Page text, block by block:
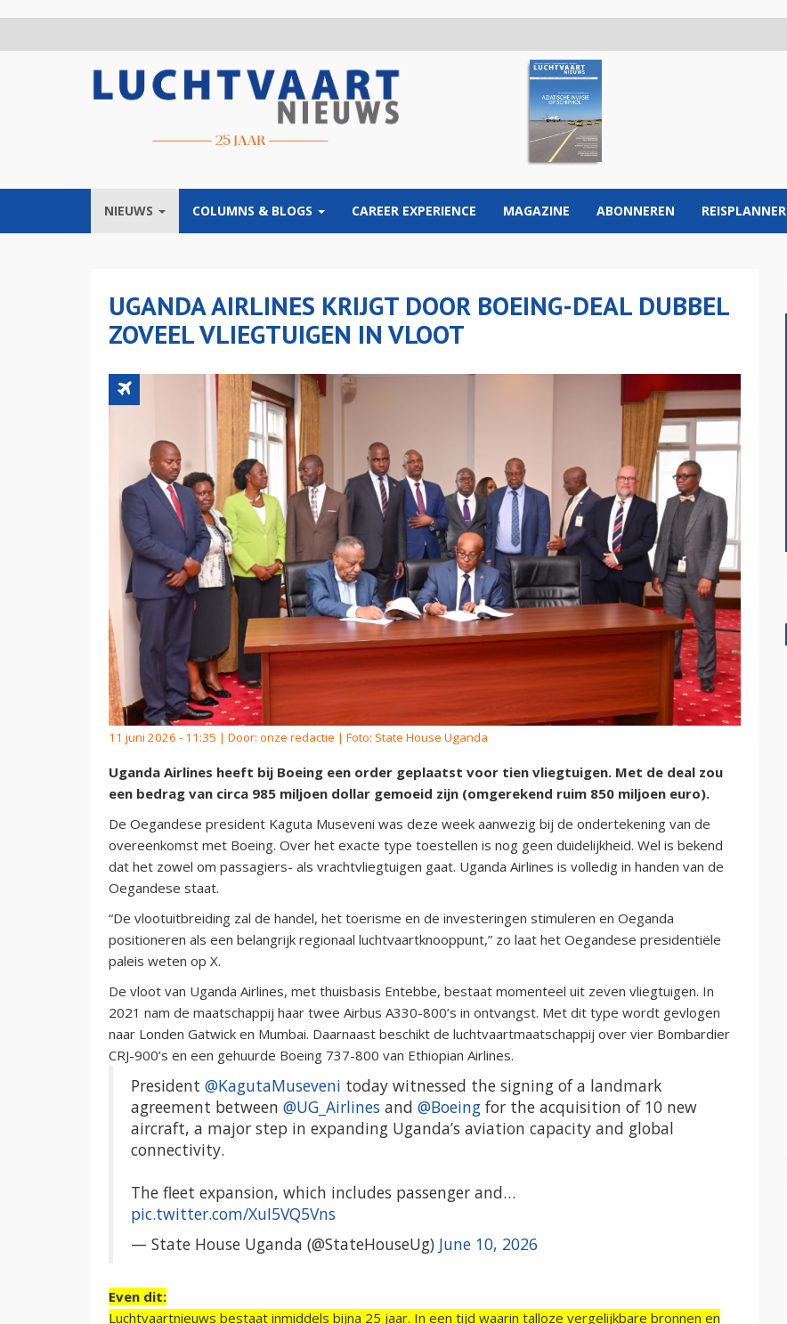
NIEUWS COLUMNS & BLOGS CAREER EXPERIENCE MAGAZINE ABONNEREN REISPLANNER
UGANDA AIRLINES KRIJGT DOOR BOEING-DEAL DUBBEL
ZOVEEL VLIEGTUIGEN IN VLOOT
11 juni 2026 - 11:35 | Door: onze redactie | Foto: State House Uganda
Uganda Airlines heeft bij Boeing een order geplaatst voor tien vliegtuigen. Met de deal zou
een bedrag van circa 985 miljoen dollar gemoeid zijn (omgerekend ruim 850 miljoen euro).
De Oegandese president Kaguta Museveni was deze week aanwezig bij de ondertekening van de
overeenkomst met Boeing. Over het exacte type toestellen is nog geen duidelijkheid. Wel is bekend
dat het zowel om passagiers- als vrachtvliegtuigen gaat. Uganda Airlines is volledig in handen van de
Oegandese staat.
“De vlootuitbreiding zal de handel, het toerisme en de investeringen stimuleren en Oeganda
positioneren als een belangrijk regionaal luchtvaartknooppunt,” zo laat het Oegandese presidentiële
paleis weten op X.
De vloot van Uganda Airlines, met thuisbasis Entebbe, bestaat momenteel uit zeven vliegtuigen. In
2021 nam de maatschappij haar twee Airbus A330-800’s in ontvangst. Met dit type wordt gevlogen
naar Londen Gatwick en Mumbai. Daarnaast beschikt de luchtvaartmaatschappij over vier Bombardier
CRJ-900’s en een gehuurde Boeing 737-800 van Ethiopian Airlines.
President @KagutaMuseveni today witnessed the signing of a landmark
agreement between @UG_Airlines and @Boeing for the acquisition of 10 new
aircraft, a major step in expanding Uganda’s aviation capacity and global
connectivity.
The fleet expansion, which includes passenger and…
pic.twitter.com/XuI5VQ5Vns
— State House Uganda (@StateHouseUg) June 10, 2026
Even dit:
Luchtvaartnieuws bestaat inmiddels bijna 25 jaar. In een tijd waarin talloze vergelijkbare bronnen en